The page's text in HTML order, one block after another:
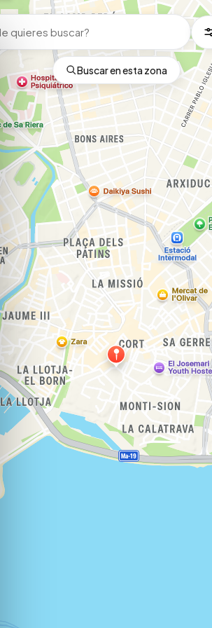
Buscar en esta zona